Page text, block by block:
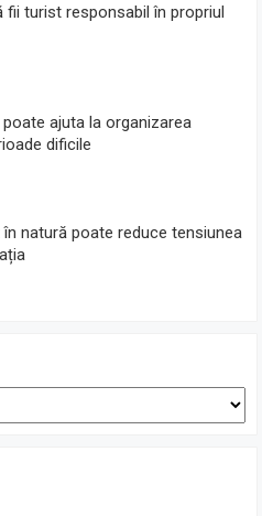
fii turist responsabil în propriul
ajuta la organizarea
dificile
natură poate reduce tensiunea